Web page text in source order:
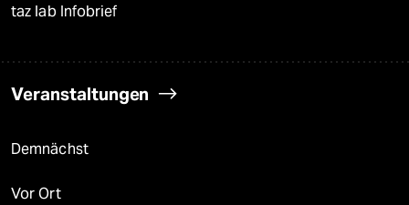
taz lab Infobrief
Veranstaltungen
Demnächst
Vor Ort